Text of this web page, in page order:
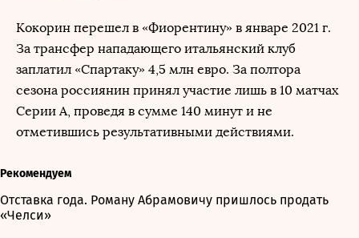
Кокорин перешел в «Фиорентину» в январе 2021 г.
За трансфер нападающего итальянский клуб
заплатил «Спартаку» 4,5 млн евро. За полтора
сезона россиянин принял участие лишь в 10 матчах
Серии А, проведя в сумме 140 минут и не
отметившись результативными действиями.
Рекомендуем
Отставка года. Роману Абрамовичу пришлось продать
«Челси»